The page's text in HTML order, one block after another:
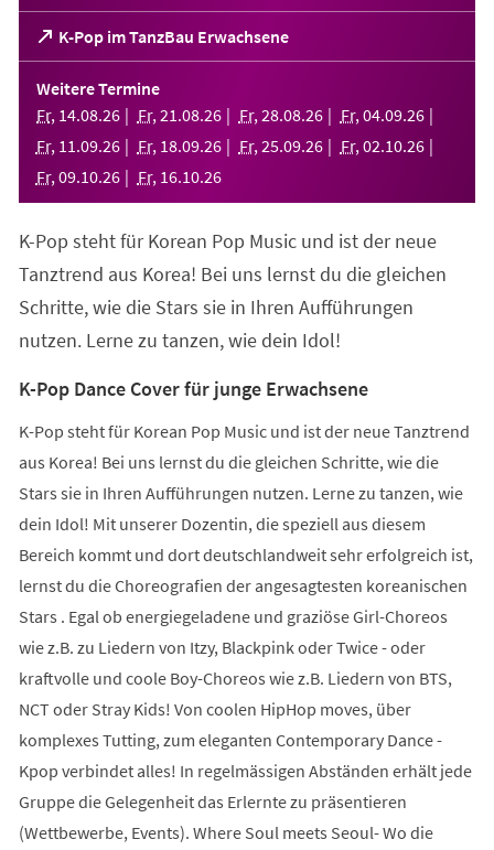
K-Pop im TanzBau Erwachsene
(Öffnet
in
einem
neuen
Tab)
Weitere Termine
Fr, 14.08.26 Fr, 21 .08.26 Fr, 28.08.26 Fr, 04.09.26
Fr, 11 .09.26 Fr, 18.09.26 Fr, 25.09.26 Fr, 02.10.26
Fr, 09.10.26 Fr, 16.10.26
K-Pop steht für Korean Pop Music und ist der neue
Tanztrend aus Korea! Bei uns lernst du die gleichen
Schritte, wie die Stars sie in Ihren Aufführungen
nutzen. Lerne zu tanzen, wie dein Idol!
K-Pop Dance Cover für junge Erwachsene
K-Pop steht für Korean Pop Music und ist der neue Tanztrend
aus Korea! Bei uns lernst du die gleichen Schritte, wie die
Stars sie in Ihren Aufführungen nutzen. Lerne zu tanzen, wie
dein Idol! Mit unserer Dozentin, die speziell aus diesem
Bereich kommt und dort deutschlandweit sehr erfolgreich ist,
lernst du die Choreografien der angesagtesten koreanischen
Stars . Egal ob energiegeladene und graziöse Girl-Choreos
wie z.B. zu Liedern von Itzy, Blackpink oder Twice - oder
kraftvolle und coole Boy-Choreos wie z.B. Liedern von BTS,
NCT oder Stray Kids! Von coolen HipHop moves, über
komplexes Tutting, zum eleganten Contemporary Dance -
Kpop verbindet alles! In regelmässigen Abständen erhält jede
Gruppe die Gelegenheit das Erlernte zu präsentieren
(Wettbewerbe, Events). Where Soul meets Seoul- Wo die